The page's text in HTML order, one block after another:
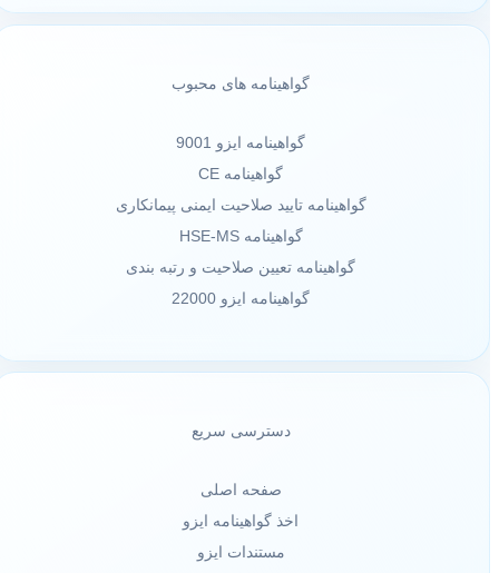
گواهینامه های محبوب
گواهینامه ایزو 9001
گواهینامه CE
گواهینامه تایید صلاحیت ایمنی پیمانکاری
گواهینامه HSE-MS
گواهینامه تعیین صلاحیت و رتبه بندی
گواهینامه ایزو 22000
دسترسی سریع
صفحه اصلی
اخذ گواهینامه ایزو
مستندات ایزو